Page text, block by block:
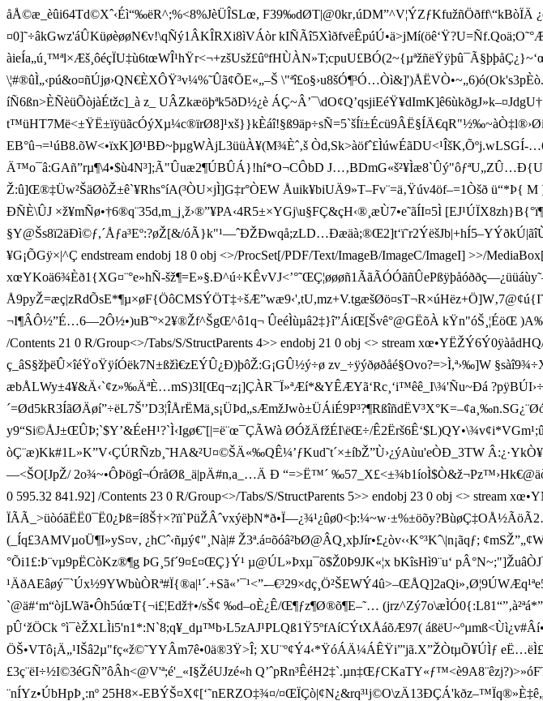
åÅ©æ _èûi64Td©Xˆ‹Éì“‰ëR^;%<8%JèÜÎSLœ, F39‰dØT|@0kr‚úDM”^V¦ÝZƒKfužñÖðff\“kBòÏÄ
¤0]˜÷âkGwz'áÛKüøèøøN€v!\qÑý1ÂKÎRXi8ì VÁòr
àieÍa„ú¸™ªl×Æš¸ôéçÏU‡ù6tœWÎ¹hŸr<¬+zšUsž£ûº
\¦#®ûÌ„‹pú&o¤ñÚjø›QN€ÈXÔŸ³v¼%˜Ûã¢ÕE«„–­Š
íÑ6ßn>ÈÑèüÕòjàÉtžc]_à z_ UÂZkæöþªk5ðD½¿è ÁÇ~Â’¯\dO¢Q’qsji EéŸ¥dImK]ê6ùkðgJ»k–¤
t™üHT7Më<±ŸË±ïÿüãcÓýXµ¼c®ïrØ8­]¹xš}}kÈáî!§ß9äp÷sÑ=5`šÍï±Écü9ÂË§ÍÄ€qR"½‰~àÒ‡l®›
EB°û¬=¹úB8.õW<•ïxK]Ø¹BÐ~þµgWÀjL3üüÀ¥(M¾Èˆ‚š Òd,Sk>àöfˆ£ÌúwÉãDU<¹ÎšK,Õºj.wLSGÍ-
Ä™o¯â:GAñ”rµ¶\4•$ù4N³];Ã"Ûuæ2¶ÚBÛÁ}!hí*O¬CÔbD
Ž:û]Œ®‡Üw²ŠäØòŽ±ê`¥Rhs°íA(³ÒU×jÌ]G‡r°ÒEW Åui k¥biUÄ9»T–Fv¨=ä‚Ÿúv4öf–=1Òšð
ÐÑÈ\ÛJ ×ž¥mÑø•†6®q¨35d,m_j¸ž›®”¥PA‹4R5±×YGj\u­§FÇ&çH‹®¸æÙ7•e˜ãÍI¤5Ì [EJ¹ÚÏX8zh}B{
§Y@Šs8ï 2äÐì©ƒ,´Åƒa³Eº:?øŽ[&/
¥G¡ÕGÿ×|^Ç endstream endobj 18 0 obj <>/ProcSet[/PDF/Text/ImageB/ImageC/ImageI] >>/
xœYKoä6 ¾Èð1{XG¤¨°e»hÑ-
Å9pyŽ=æç|zRdÕsE*¶µ×øF{ÖôCMSÝÖT‡÷šÆ”wæ9
¬I¶ÂÔ½”É…6—2Ô½•)u­B˜º×2¥®Žf^ŠgŒ^ô1q¬ ÛeéÌùµâ2‡}î”ÁiŒ[Švê°@GËõÀ kŸn" óŠ¸¦ÉöŒ
/Contents 21 0 R/Group<>/Tabs/S/StructParents 4>> endobj 21 0 obj <> stream xœ•YËŽÝ6
ç_âS§žþëÛ×îéŸoŸÿíÓëk7N±ßžì€zEÝÛ¿Ð)þôŽ:G¡GÛ½ý÷ø zv_÷ÿýðøðåé§Ovo?=>Ì,ª›‰]W
æbÅLWy±4¥&Ä‹`¢z»‰ÄªÈ …mS)3I[Œq¬z¡]ÇÀR¯Ï»ªÆí*&YÊÆYã‘Rc¸ ‘i™êê_I\¾'Ñu~Ðá
´=Ød5kR3ÍãØÄøí”÷ ëL7Š'’D3¦ÎÅrËMä¸s¡ÜÞd„sÆmžJwò± ÜÁiÉ9P³?¶R
y9“Si©ÅJ±ŒÛÞ;`$Y’&ÉeH¹?`Ì‹Igø€˜[|=ë¨œ¯ÇÃWà ØÓžÄfžÉI\ëŒ÷/
òÇ¨æ)Kk#1L»K”V‹ÇÚRÑzb¸˜HA&²U¤©ŠÄ«‰QÊ¼’ƒKud˜t´×±íbŽ”Ù›¿ýAùu'eÒÐ_3TW
—<ŠO[JpŽ/ 2o¾~•ÔÞögî¬ÓråØß_ä|pÄ#n,a_…Ä Ð “=>Ë™´ ‰57_X
0 595.32 841.92] /Contents 23 0 R/Group<>/Tabs/S/StructParents 5>> endobj 23 0 obj <> stream
ÏÃÃ
(_Íq£3AMVµoÜ¶I»yS¤v‚ ¿hCˆ‹ñµý¢"¸Nà|# Ž3ª.á¤õóâ²bØ@ÂQ¸xþJír•£¿òv‹‹K°³Kˆ\|n¡ãqƒ;
°Õi1£:Þ¨vµ9pËCòKz®¶g ÞG¸5f´9¤£¤ŒÇ}Ý¹ µ@ÚL»Þxµ¯õ$Ž0Þ9JK«¦x bKîsHì9¨u‘
¹ÄðAEâøý¯`Úx½9YWbùÒRª#Ï{®a|¹´.+Sã«’¯¹<”-­
`@ä#‘m“òjLWã•Ôh5úœT{¬i£¦Edž†•/sŠ¢ ‰d–oÈ¿Ê/Œ¶ƒz¶Ø®õ¶E–˜…
pÛ‘žÖCk °ì¯èŽXLÌi5'n1*:N`8;q¥_dµ™b›L5zAJ¹PLQß1Ÿ5ºfAíCÝtXÅáõÆ97(
ÖŠ•VTô¡Ä„¹IŠâ2µ"f­ç«ž©˜YYÂm7ê•0ä®3Ÿ>Î; XU¨º¢Ý4‹*ŸóÁÄ¼ÁÊŸi”'jã.X”ŽÒtµÕ¥ÚÌƒ
£3ç¨ëI÷½I©3éGÑ”ôÂh<@V'ª;é'_«I§ŽéUJzé«h Q’ˆpRn³ÊéH2‡`.µn‡ŒƒCKaTY«ƒ™<è9A
¨nÍYz•ÚbHpÞ¸:nº 25­H8×-EBÝŠ¤X¢[‘˜nERZO‡¾¤/